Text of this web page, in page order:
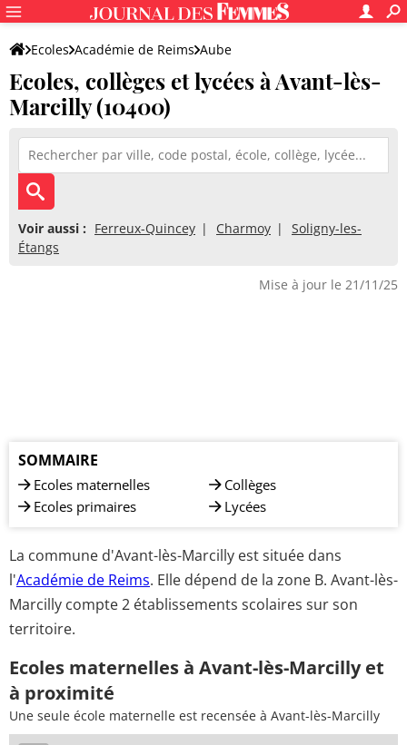
Ecoles Académie de Reims Aube
Ecoles, collèges et lycées à Avant-lès-
Marcilly (10400)
Voir aussi : Ferreux-Quincey Charmoy
Soligny-les-
Étangs
Mise à jour le 21/11/25
SOMMAIRE
Ecoles maternelles
Ecoles primaires
Collèges
Lycées
La commune d'Avant-lès-Marcilly est située dans
l'Académie de Reims. Elle dépend de la zone B. Avant-lès-
Marcilly compte 2 établissements scolaires sur son
territoire.
Ecoles maternelles à Avant-lès-Marcilly et
à proximité
Une seule école maternelle est recensée à Avant-lès-Marcilly